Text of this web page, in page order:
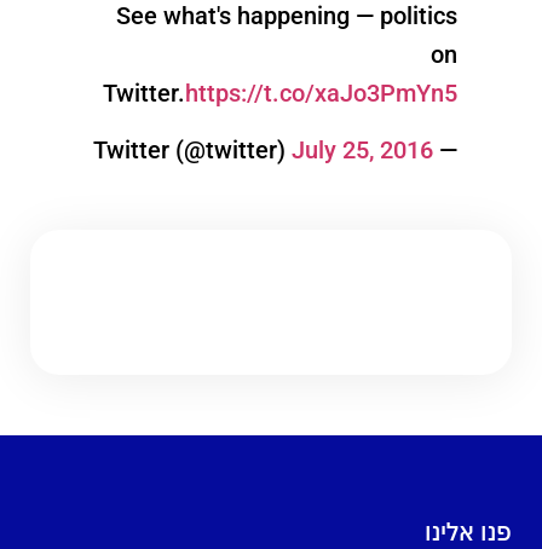
See what's happening — politics
on
Twitter.https://t.co/xaJo3PmYn5
— Twitter (@twitter)
July 25, 2016
פנו אלינו